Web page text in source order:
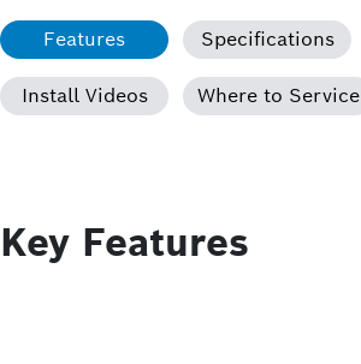
Features Specifications
Install Videos Where to Service
Key Features